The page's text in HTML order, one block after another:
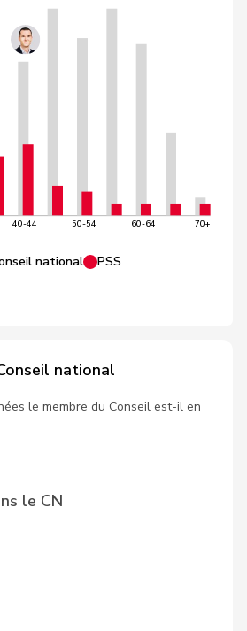
40-44 50-54 60-64 70+
national PSS
national
le membre du Conseil est-il en
le CN